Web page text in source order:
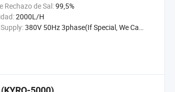
Rechazo de Sal:99,5%
2000L/H
380V 50Hz 3phase(If Special, We Can Customize)